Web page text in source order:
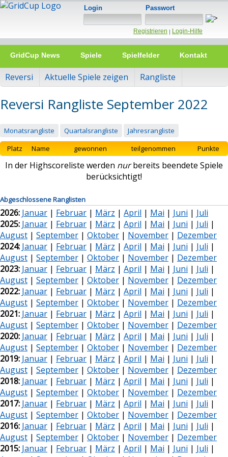
Login Passwort
Registrieren | Login-Hilfe
GridCup News Spiele Spielfelder Kontakt
Reversi Aktuelle Spiele zeigen Rangliste
Reversi Rangliste September 2022
Monatsrangliste Quartalsrangliste
Jahresrangliste
Platz
Name gewonnen teilgenommen Punkte
In der Highscoreliste werden nurbereits beendete Spiele
berücksichtigt!
Abgeschlossene Ranglisten
2026: Januar | Februar | März | April | Mai | Juni | Juli
2025: Januar | Februar | März | April | Mai | Juni | Juli |
August | September | Oktober | November | Dezember
2024: Januar | Februar | März | April | Mai | Juni | Juli |
August | September | Oktober | November | Dezember
2023: Januar | Februar | März | April | Mai | Juni | Juli |
August | September | Oktober | November | Dezember
2022: Januar | Februar | März | April | Mai | Juni | Juli |
August | September | Oktober | November | Dezember
2021: Januar | Februar | März | April | Mai | Juni | Juli |
August | September | Oktober | November | Dezember
2020: Januar | Februar | März | April | Mai | Juni | Juli |
August | September | Oktober | November | Dezember
2019: Januar | Februar | März | April | Mai | Juni | Juli |
August | September | Oktober | November | Dezember
2018: Januar | Februar | März | April | Mai | Juni | Juli |
August | September | Oktober | November | Dezember
2017: Januar | Februar | März | April | Mai | Juni | Juli |
August | September | Oktober | November | Dezember
2016: Januar | Februar | März | April | Mai | Juni | Juli |
August | September | Oktober | November | Dezember
2015: Januar | Februar | März | April | Mai | Juni | Juli |